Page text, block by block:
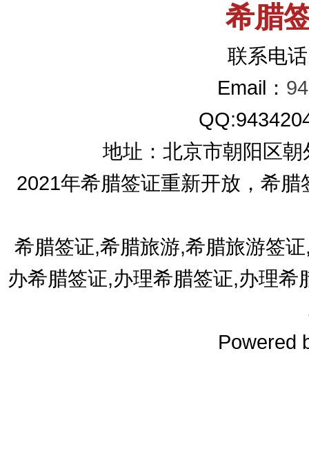
希腊
联系电
Email：
地址：北京市朝阳区
2021年希腊签证重新开放，希
希腊签证,希腊旅游,希腊旅游签
办希腊签证,办理希腊签证,办理
Powered